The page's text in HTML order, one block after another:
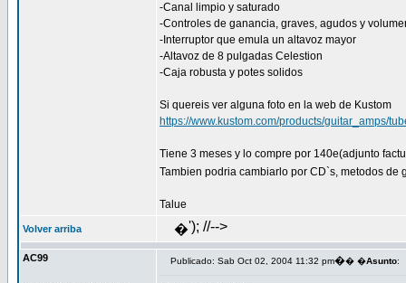
-Canal limpio y saturado
-Controles de ganancia, graves, agudos y
-Interruptor que emula un altavoz mayor
-Altavoz de 8 pulgadas Celestion
-Caja robusta y potes solidos
Si quereis ver alguna foto en la web de Kustom
https://www.kustom.com/products/guitar_amps/
Tiene 3 meses y lo compre por 140e(adjunto
Tambien podria cambiarlo por CD`s, metodos
Talue
Volver arriba �'); //-->
AC99 Publicado: Sab Oct 02, 2004 11:32 pm�� �Asunto: